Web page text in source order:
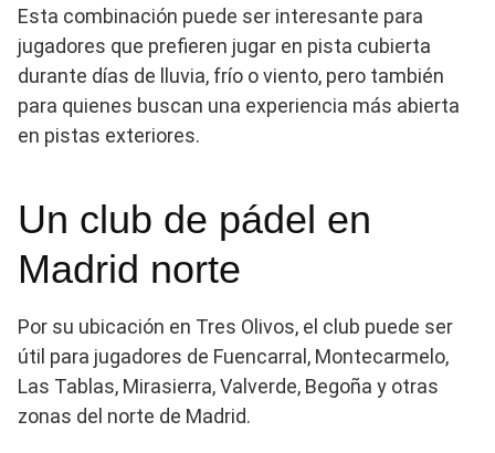
Esta combinación puede ser interesante para
jugadores que prefieren jugar en pista cubierta
durante días de lluvia, frío o viento, pero también
para quienes buscan una experiencia más abierta
en pistas exteriores.
Un club de pádel en
Madrid norte
Por su ubicación en Tres Olivos, el club puede ser
útil para jugadores de Fuencarral, Montecarmelo,
Las Tablas, Mirasierra, Valverde, Begoña y otras
zonas del norte de Madrid.